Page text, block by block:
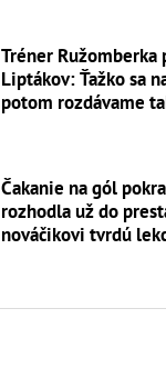
Tréner Ružomberka
Liptákov: Ťažko sa
potom rozdávame
Čakanie na gól
rozhodla už do
nováčikovi tvrdú